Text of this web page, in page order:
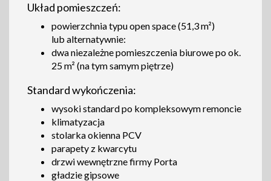
Układ pomieszczeń:
powierzchnia typu open space (51,3 m²)
lub alternatywnie:
dwa niezależne pomieszczenia biurowe po ok.
25 m² (na tym samym piętrze)
Standard wykończenia:
wysoki standard po kompleksowym remoncie
klimatyzacja
stolarka okienna PCV
parapety z kwarcytu
drzwi wewnętrzne firmy Porta
gładzie gipsowe